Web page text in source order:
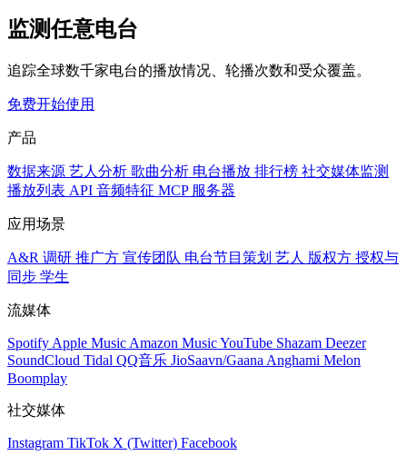
监测任意电台
追踪全球数千家电台的播放情况、轮播次数和受众覆盖。
免费开始使用
产品
数据来源 艺人分析 歌曲分析 电台播放 排行榜 社交媒体监测
播放列表 API 音频特征 MCP 服务器
应用场景
A&R 调研 推广方 宣传团队 电台节目策划 艺人 版权方 授权与
同步 学生
流媒体
Spotify Apple Music Amazon MusicYouTube Shazam Deezer
SoundCloud Tidal QQ音乐 JioSaavn/Gaana Anghami Melon
Boomplay
社交媒体
Instagram TikTok X (Twitter) Facebook